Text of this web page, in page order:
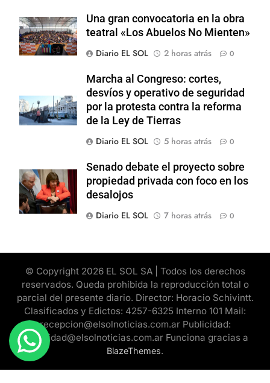
Una gran convocatoria en la obra
teatral «Los Abuelos No Mienten»
Diario EL SOL
2 horas atrás 0
Marcha al Congreso: cortes,
desvíos y operativo de seguridad
por la protesta contra la reforma
de la Ley de Tierras
Diario EL SOL
5 horas atrás 0
Senado debate el proyecto sobre
propiedad privada con foco en los
desalojos
Diario EL SOL
7 horas atrás 0
© Copyright 2026 EL SOL SA | Todos los derechos
reservados. Queda prohibida la reproducción total o
parcial del presente diario. Director: Horacio Schivintt.
Clasificados y Edictos: 4257-6325 Interno 101 Mail:
recepcion@elsolnoticias.com.ar Publicidad:
publicidad@elsolnoticias.com.ar Funciona gracias a
BlazeThemes.